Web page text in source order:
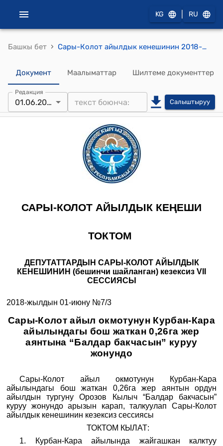
KG RU
Башкы бет › Сары-Колот айылдык кенешинин 2018-жылдын 01-июнундагы №7/3 "Сары-Колот айыл окмотунун Курбан-Кара айылындагы бош жаткан 0,26га жер аянтына “Балдар бакчасын” куруу жонундо" токтому
Документ Маалыматтар Шилтеме документтер
Редакция
01.06.2018 Салыштыруу